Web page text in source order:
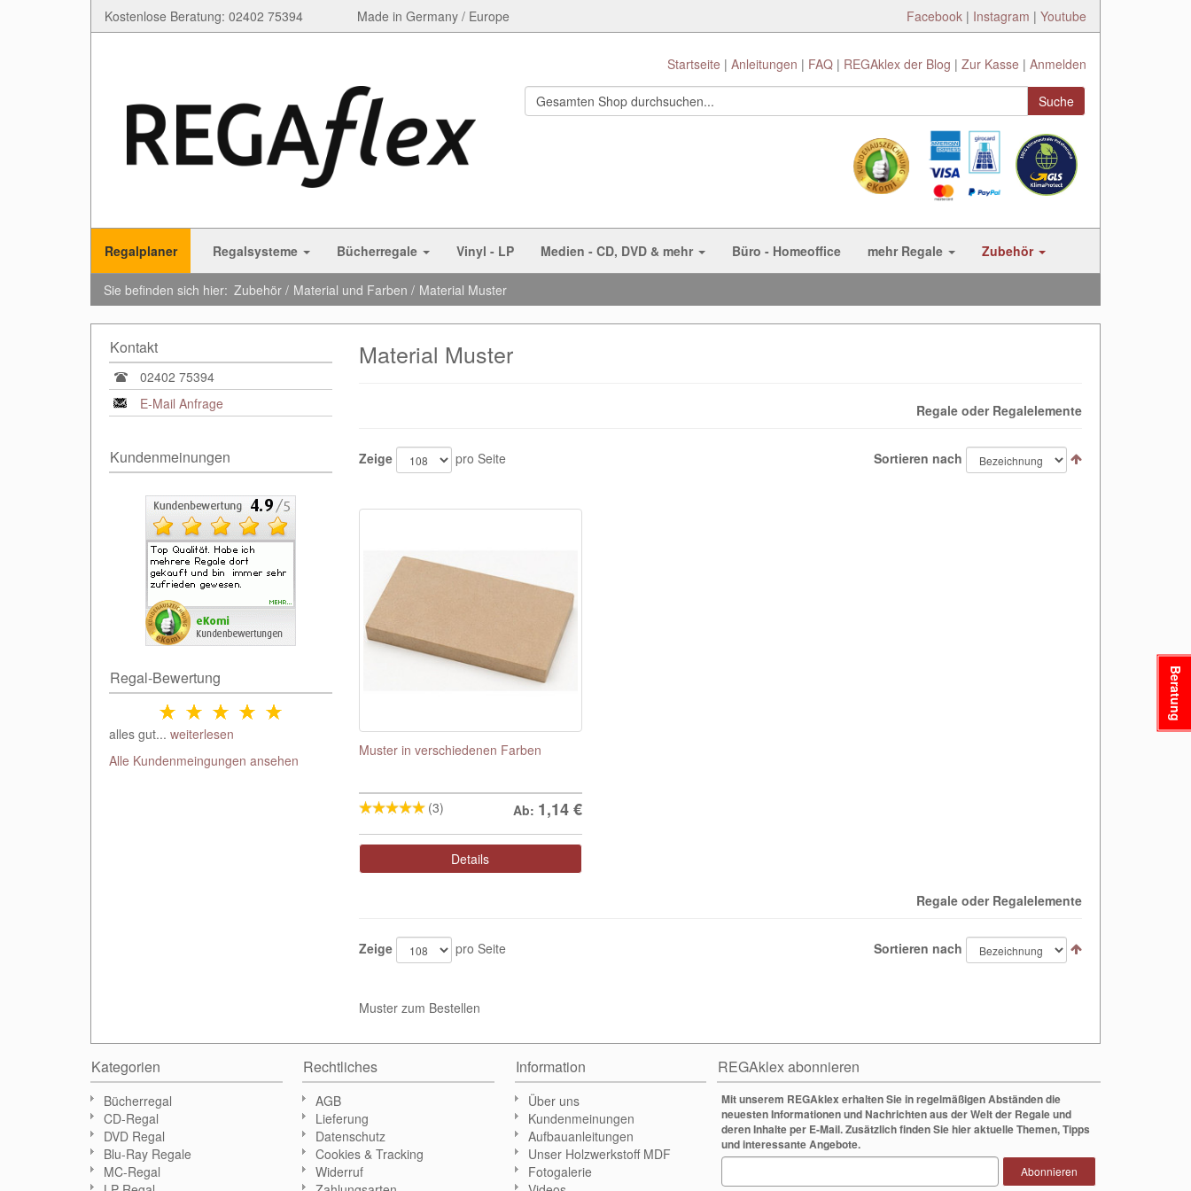
Kostenlose Beratung: 02402 75394 Made in Germany / Europe Facebook | Instagram | Youtube
Startseite Anleitungen FAQ REGAklex der Blog Zur Kasse Anmelden
Suche
Regalplaner Regalsysteme Bücherregale Vinyl - LP Medien - CD, DVD & mehr Büro - Homeoffice mehr Regale Zubehör
Sie befinden sich hier: Zubehör Material und Farben Material Muster
Kontakt
02402 75394
E-Mail Anfrage
Kundenmeinungen
Regal-Bewertung
alles gut... weiterlesen
Alle Kundenmeingungen ansehen
Material Muster
Regale oder Regalelemente
Zeige pro Seite Sortieren nach
Muster in verschiedenen Farben
(3) Ab: 1,14€
Details
Regale oder Regalelemente
Zeige pro Seite Sortieren nach
Muster zum Bestellen
REGAklex abonnieren
Mit unserem REGAklex erhalten Sie in regelmäßigen Abständen die
neuesten Informationen und Nachrichten aus der Welt der Regale und
deren Inhalte per E-Mail. Zusätzlich finden Sie hier aktuelle Themen, Tipps
und interessante Angebote.
Abonnieren
Kategorien
Bücherregal
CD-Regal
DVD Regal
Blu-Ray Regale
MC-Regal
Rechtliches
AGB
Lieferung
Datenschutz
Cookies & Tracking
Widerruf
Information
Über uns
Kundenmeinungen
Aufbauanleitungen
Unser Holzwerkstoff MDF
Fotogalerie
Beratung